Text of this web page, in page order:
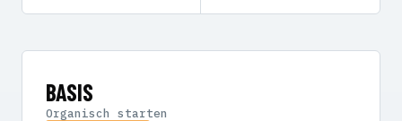
BASIS
Organisch starten